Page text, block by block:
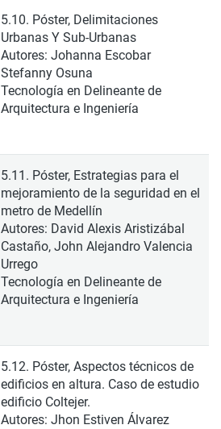
5.10. Póster, Delimitaciones
Urbanas Y Sub-Urbanas
Autores: Johanna Escobar
Stefanny Osuna
Tecnología en Delineante de
Arquitectura e Ingeniería
5.11. Póster, Estrategias para el
mejoramiento de la seguridad en el
metro de Medellín
Autores: David Alexis Aristizábal
Castaño, John Alejandro Valencia
Urrego
Tecnología en Delineante de
Arquitectura e Ingeniería
5.12. Póster, Aspectos técnicos de
edificios en altura. Caso de estudio
edificio Coltejer.
Autores: Jhon Estiven Álvarez